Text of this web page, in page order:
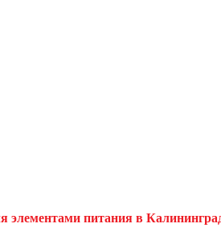
элементами питания в